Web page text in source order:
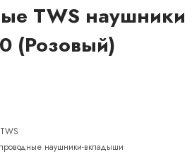
TWS наушники
(Розовый)
наушники-вкладыши